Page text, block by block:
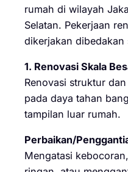
rumah di wilayah
Selatan. Pekerjaan
dikerjakan dibedakan
1. Renovasi Skala
Renovasi struktur
pada daya tahan
tampilan luar rumah.
Perbaikan/
Mengatasi